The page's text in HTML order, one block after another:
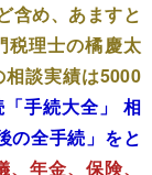
含め、あますと
税理士の橘慶太
談実績は5000
「手続大全」 相
の全手続」をと
、年金、保険、